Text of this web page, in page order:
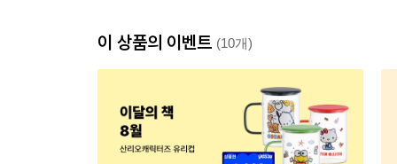
이 상품의 이벤트 (10개)